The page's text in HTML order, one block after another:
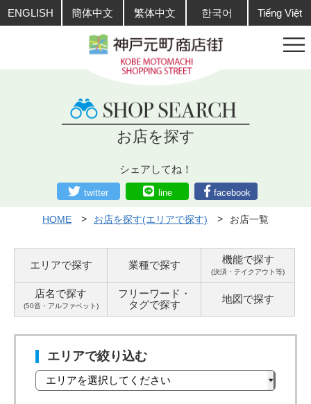
ENGLISH 簡体中文 繁体中文 한국어 Tiếng Việt
お店を探す
シェアしてね！
twitter line facebook
HOME お店を探す(エリアで探す) お店一覧
エリアで探す 業種で探す 機能で探す
(決済・テイクアウト等)
店名で探す
(50音・アルファベット)
フリーワード・
タグで探す 地図で探す
エリアで絞り込む